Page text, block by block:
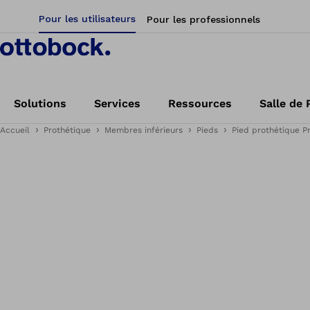
Pour les utilisateurs Pour les professionnels
Solutions Services Ressources Salle de
Accueil Prothétique Membres inférieurs Pieds Pied prothétique